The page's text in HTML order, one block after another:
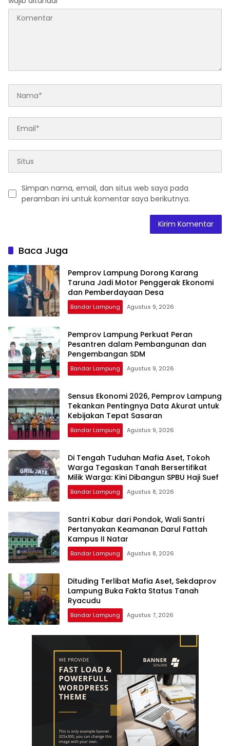
Simpan nama, email, dan situs web saya pada
peramban ini untuk komentar saya berikutnya.
Baca Juga
Pemprov Lampung Dorong Karang
Taruna Jadi Motor Penggerak Ekonomi
dan Pemberdayaan Desa
Bandar Lampung Agustus 9, 2026
Pemprov Lampung Perkuat Peran
Pesantren dalam Pembangunan dan
Pengembangan SDM
Bandar Lampung Agustus 9, 2026
Sensus Ekonomi 2026, Pemprov Lampung
Tekankan Pentingnya Data Akurat untuk
Kebijakan Tepat Sasaran
Bandar Lampung Agustus 9, 2026
Di Tengah Tuduhan Mafia Aset, Tokoh
Warga Tegaskan Tanah Bersertifikat
Milik Warga: Kini Dibangun SPBU Haji Suef
Bandar Lampung Agustus 8, 2026
Santri Kabur dari Pondok, Wali Santri
Pertanyakan Keamanan Darul Fattah
Kampus II Natar
Bandar Lampung Agustus 8, 2026
Dituding Terlibat Mafia Aset, Sekdaprov
Lampung Buka Fakta Status Tanah
Ryacudu
Bandar Lampung Agustus 7, 2026